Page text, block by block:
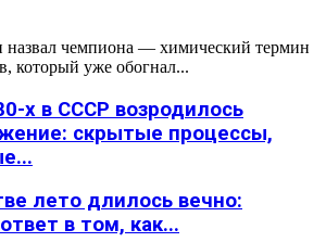
назвал чемпиона — химический термин
который уже обогнал...
х в СССР возродилось
скрытые процессы,
лето длилось вечно:
в том, как...